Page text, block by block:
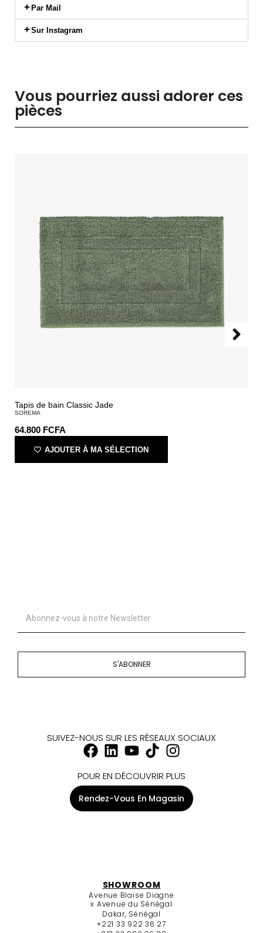
Par Mail
Sur Instagram
Vous pourriez aussi adorer ces
pièces
Tapis de bain Classic Jade
SOREMA
64.800 FCFA
AJOUTER À MA SÉLECTION
S'ABONNER
SUIVEZ-NOUS SUR LES RÉSEAUX SOCIAUX
POUR EN DÉCOUVRIR PLUS
Rendez-Vous En Magasin
SHOWROOM
Avenue Blaise Diagne
x Avenue du Sénégal
Dakar, Sénégal
+221 33 922 36 27